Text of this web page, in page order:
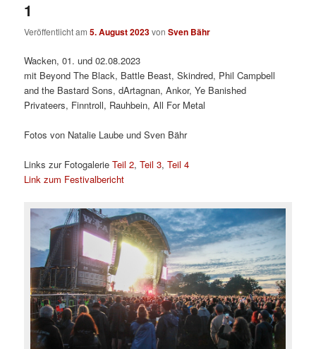
1
Veröffentlicht am5. August 2023vonSven Bähr
Wacken, 01. und 02.08.2023
mit Beyond The Black, Battle Beast, Skindred, Phil Campbell
and the Bastard Sons, dArtagnan, Ankor, Ye Banished
Privateers, Finntroll, Rauhbein, All For Metal
Fotos von Natalie Laube und Sven Bähr
Links zur FotogalerieTeil 2,Teil 3,Teil 4
Link zum Festivalbericht